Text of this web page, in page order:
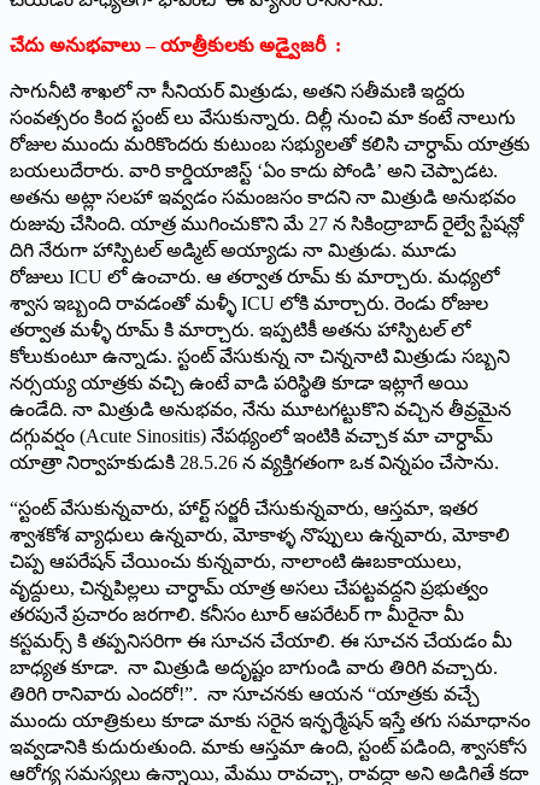
చేదు అనుభవాలు – యాత్రీకులకు అడ్వైజరీ :
సాగునీటి శాఖలో నా సీనియర్ మిత్రుడు, అతని సతీమణి ఇద్దరు
సంవత్సరం కింద స్టంట్ లు వేసుకున్నారు. దిల్లీ నుంచి మా కంటే నాలుగు
రోజుల ముందు మరికొందరు కుటుంబ సభ్యులతో కలిసి చార్ధామ్ యాత్రకు
బయలుదేరారు. వారి కార్డియాజిస్ట్ ‘ఏం కాదు పోండి’ అని చెప్పాడట.
అతను అట్లా సలహా ఇవ్వడం సమంజసం కాదని నా మిత్రుడి అనుభవం
రుజువు చేసింది. యాత్ర ముగించుకొని మే 27 న సికింద్రాబాద్ రైల్వే స్టేషన్లో
దిగి నేరుగా హాస్పిటల్ అడ్మిట్ అయ్యాడు నా మిత్రుడు. మూడు
రోజులు ICU లో ఉంచారు. ఆ తర్వాత రూమ్ కు మార్చారు. మధ్యలో
శ్వాస ఇబ్బంది రావడంతో మళ్ళీ ICU లోకి మార్చారు. రెండు రోజుల
తర్వాత మళ్ళీ రూమ్ కి మార్చారు. ఇప్పటికీ అతను హాస్పిటల్ లో
కోలుకుంటూ ఉన్నాడు. స్టంట్ వేసుకున్న నా చిన్ననాటి మిత్రుడు సబ్బని
నర్సయ్య యాత్రకు వచ్చి ఉంటే వాడి పరిస్థితి కూడా ఇట్లాగే అయి
ఉండేది. నా మిత్రుడి అనుభవం, నేను మూటగట్టుకొని వచ్చిన తీవ్రమైన
దగ్గువర్షం (Acute Sinositis) నేపథ్యంలో ఇంటికి వచ్చాక మా చార్ధామ్
యాత్రా నిర్వాహకుడుకి 28.5.26 న వ్యక్తిగతంగా ఒక విన్నపం చేసాను.
“స్టంట్ వేసుకున్నవారు, హార్ట్ సర్జరీ చేసుకున్నవారు, ఆస్తమా, ఇతర
శ్వాశకోశ వ్యాధులు ఉన్నవారు, మోకాళ్ళ నొప్పులు ఉన్నవారు, మోకాలి
చిప్ప ఆపరేషన్ చేయించు కున్నవారు, నాలాంటి ఊబకాయులు,
వృద్దులు, చిన్నపిల్లలు చార్ధామ్ యాత్ర అసలు చేపట్టవద్దని ప్రభుత్వం
తరపునే ప్రచారం జరగాలి. కనీసం టూర్ ఆపరేటర్ గా మీరైనా మీ
కస్టమర్స్ కి తప్పనిసరిగా ఈ సూచన చేయాలి. ఈ సూచన చేయడం మీ
బాధ్యత కూడా. నా మిత్రుడి అదృష్టం బాగుండి వారు తిరిగి వచ్చారు.
తిరిగి రానివారు ఎందరో!”. నా సూచనకు ఆయన “యాత్రకు వచ్చే
ముందు యాత్రికులు కూడా మాకు సరైన ఇన్ఫర్మేషన్ ఇస్తే తగు సమాధానం
ఇవ్వడానికి కుదురుతుంది. మాకు ఆస్తమా ఉంది, స్టంట్ పడింది, శ్వాసకోస
ఆరోగ్య సమస్యలు ఉన్నాయి, మేము రావచ్చా, రావద్దా అని అడిగితే కదా